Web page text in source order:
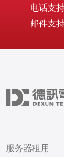
电话支
邮件支
服务器租用